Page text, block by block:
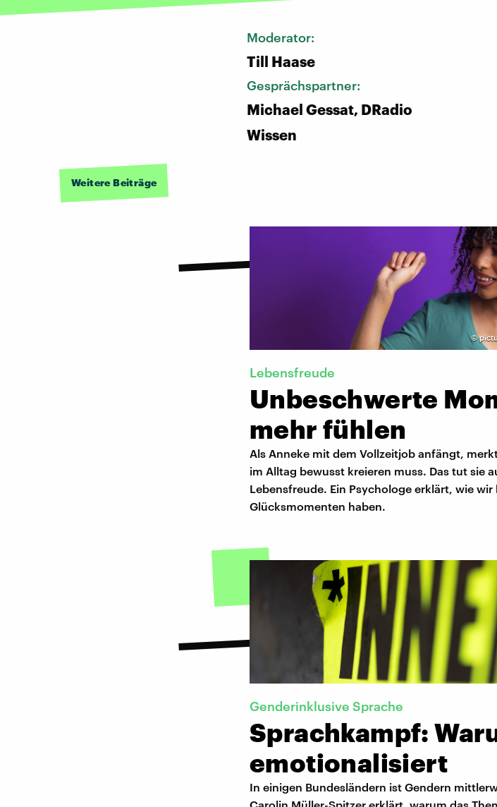
Moderator:
Till Haase
Gesprächspartner:
Michael Gessat, DRadio
Wissen
Weitere Beiträge
©
Lebensfreude
Unbeschwerte
mehr fühlen
Als Anneke mit dem Vollzeitjob anfängt,
im Alltag bewusst kreieren muss. Das tut sie
Lebensfreude. Ein Psychologe erklärt, wie
Glücksmomenten haben.
Genderinklusive Sprache
Sprachkampf:
emotionalisiert
In einigen Bundesländern ist Gendern